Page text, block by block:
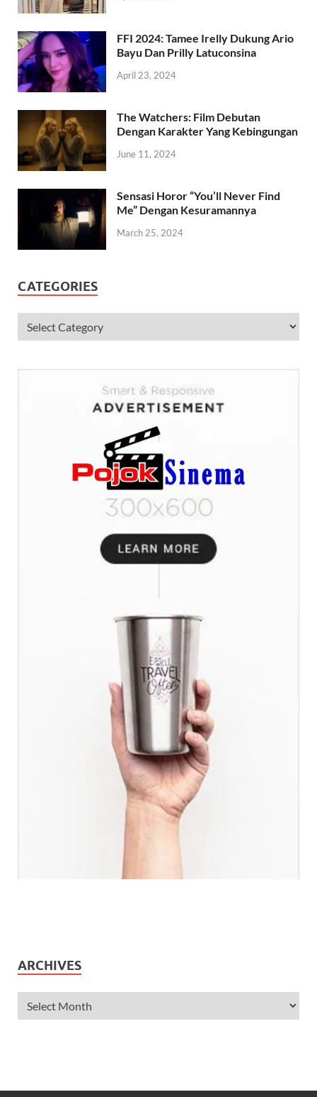
FFI 2024: Tamee Irelly Dukung Ario
Bayu Dan Prilly Latuconsina
April 23, 2024
The Watchers: Film Debutan
Dengan Karakter Yang Kebingungan
June 11, 2024
Sensasi Horor “You’ll Never Find
Me” Dengan Kesuramannya
March 25, 2024
CATEGORIES
ARCHIVES